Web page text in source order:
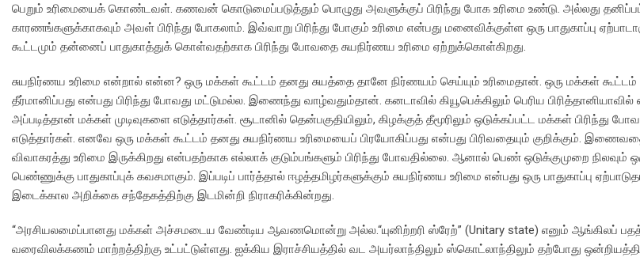
பெறும் உரிமையைக் கொண்டவள். கணவன் கொடுமைப்படுத்தும் பொழுது அவளுக்குப் பிரிந்து போக உரிமை உண்டு. அல்லது
காரணங்களுக்காகவும் அவள் பிரிந்து போகலாம். இவ்வாறு பிரிந்து போகும் உரிமை என்பது மனைவிக்குள்ள ஒரு பாதுகாப்பு
கூட்டமும் தன்னைப் பாதுகாத்துக் கொள்வதற்காக பிரிந்து போவதை சுயநிர்ணய உரிமை ஏற்றுக்கொள்கிறது.
சுயநிர்ணய உரிமை என்றால் என்ன? ஒரு மக்கள் கூட்டம் தனது சுயத்தை தானே நிர்ணயம் செய்யும் உரிமைதான். ஒரு மக்கள்
தீர்மானிப்பது என்பது பிரிந்து போவது மட்டுமல்ல. இணைந்து வாழ்வதும்தான். கனடாவில் கியூபெக்கிலும் பெரிய
அப்படித்தான் மக்கள் முடிவுகளை எடுத்தார்கள். சூடானில் தென்பகுதியிலும், கிழக்குத் தீமூரிலும் ஒடுக்கப்பட்ட மக்கள் பிரிந்து
எடுத்தார்கள். எனவே ஒரு மக்கள் கூட்டம் தனது சுயநிர்ணய உரிமையைப் பிரயோகிப்பது என்பது பிரிவதையும் குறிக்கும்.
விவாகரத்து உரிமை இருக்கிறது என்பதற்காக எல்லாக் குடும்பங்களும் பிரிந்து போவதில்லை. ஆனால் பெண் ஒடுக்குமுறை நிலவும்
பெண்ணுக்கு பாதுகாப்புக் கவசமாகும். இப்படிப் பார்த்தால் ஈழத்தமிழர்களுக்கும் சுயநிர்ணய உரிமை என்பது ஒரு பாதுகாப்பு
இடைக்கால அறிக்கை சந்தேகத்திற்கு இடமின்றி நிராகரிக்கின்றது.
“அரசியலமைப்பானது மக்கள் அச்சமடைய வேண்டிய ஆவணமொன்று அல்ல.“யுனிற்றரி ஸ்ரேற்” (Unitary state) எனும் ஆங்கிலப்
வரைவிலக்கணம் மாற்றத்திற்கு உட்பட்டுள்ளது. ஐக்கிய இராச்சியத்தில் வட அயர்லாந்திலும் ஸ்கொட்லாந்திலும் தற்போது